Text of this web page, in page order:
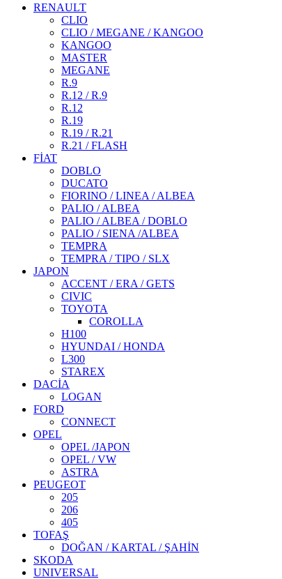
RENAULT
CLIO
CLIO / MEGANE / KANGOO
KANGOO
MASTER
MEGANE
R.9
R.12 / R.9
R.12
R.19
R.19 / R.21
R.21 / FLASH
FİAT
DOBLO
DUCATO
FIORINO / LINEA / ALBEA
PALIO / ALBEA
PALIO / ALBEA / DOBLO
PALIO / SIENA /ALBEA
TEMPRA
TEMPRA / TIPO / SLX
JAPON
ACCENT / ERA / GETS
CIVIC
TOYOTA
COROLLA
H100
HYUNDAI / HONDA
L300
STAREX
DACİA
LOGAN
FORD
CONNECT
OPEL
OPEL /JAPON
OPEL / VW
ASTRA
PEUGEOT
205
206
405
TOFAŞ
DOĞAN / KARTAL / ŞAHİN
SKODA
UNIVERSAL